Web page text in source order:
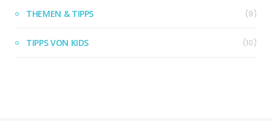
THEMEN & TIPPS (9)
TIPPS VON KIDS (10)